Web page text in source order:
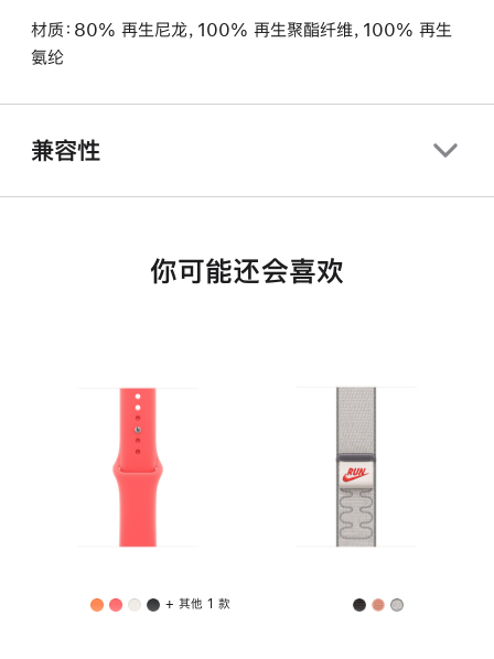
材质：80% 再生尼龙，100% 再生聚酯纤维，100% 再生
氨纶
兼容性
你可能还会喜欢
+ 其他 1 款